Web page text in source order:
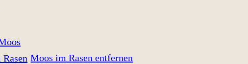
Moos im Rasen entfernen